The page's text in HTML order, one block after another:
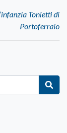
Tonietti di
Portoferraio